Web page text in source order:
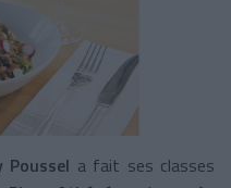
Poussel a fait ses classes